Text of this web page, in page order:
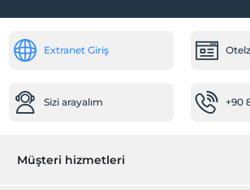
Extranet Giriş
Sizi arayalım +90
Müşteri hizmetleri